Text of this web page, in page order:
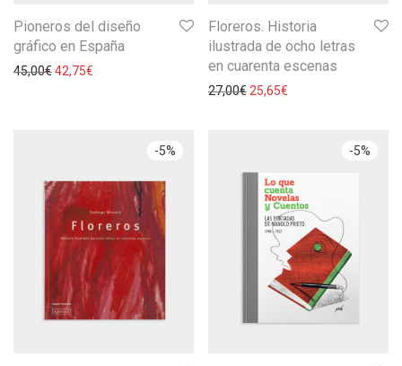
Pioneros del diseño
gráfico en España
45,00€42,75€
Floreros. Historia
ilustrada de ocho letras
en cuarenta escenas
27,00€ 25,65€
-5% -5%